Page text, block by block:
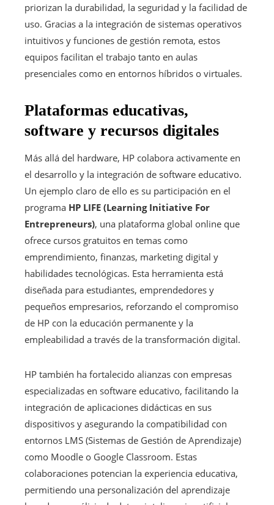
priorizan la durabilidad, la seguridad y la facilidad de
uso. Gracias a la integración de sistemas operativos
intuitivos y funciones de gestión remota, estos
equipos facilitan el trabajo tanto en aulas
presenciales como en entornos híbridos o virtuales.
Plataformas educativas,
software y recursos digitales
Más allá del hardware, HP colabora activamente en
el desarrollo y la integración de software educativo.
Un ejemplo claro de ello es su participación en el
programa HP LIFE (Learning Initiative For
Entrepreneurs), una plataforma global online que
ofrece cursos gratuitos en temas como
emprendimiento, finanzas, marketing digital y
habilidades tecnológicas. Esta herramienta está
diseñada para estudiantes, emprendedores y
pequeños empresarios, reforzando el compromiso
de HP con la educación permanente y la
empleabilidad a través de la transformación digital.
HP también ha fortalecido alianzas con empresas
especializadas en software educativo, facilitando la
integración de aplicaciones didácticas en sus
dispositivos y asegurando la compatibilidad con
entornos LMS (Sistemas de Gestión de Aprendizaje)
como Moodle o Google Classroom. Estas
colaboraciones potencian la experiencia educativa,
permitiendo una personalización del aprendizaje